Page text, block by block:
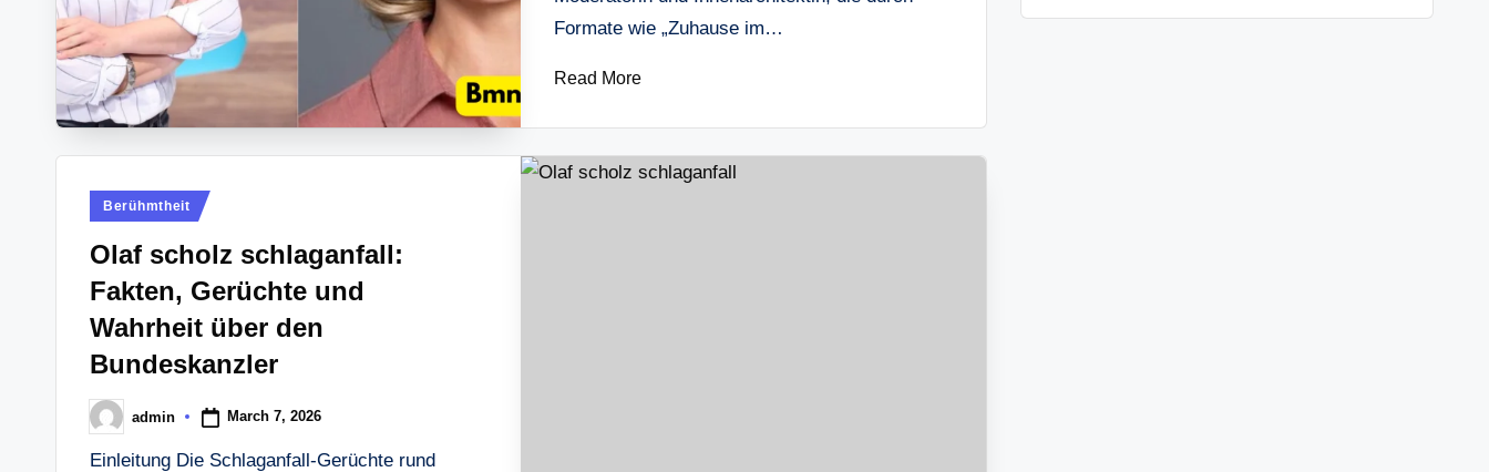
Formate wie „Zuhause im…
Read More
Posted
Berühmtheit
Olaf scholz schlaganfall:
Fakten, Gerüchte und
Wahrheit über den
Bundeskanzler
Posted
by
admin March 7, 2026
Einleitung Die Schlaganfall-Gerüchte rund